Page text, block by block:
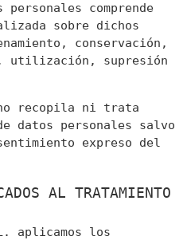
comprende
sobre dichos
conservación,
utilización, supresión
no recopila ni trata
datos personales salvo
expreso del
AL TRATAMIENTO
aplicamos los